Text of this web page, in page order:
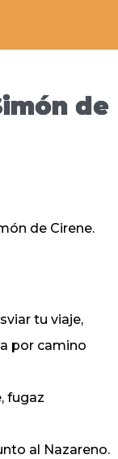
de
de Cirene.
tu viaje,
por camino
fugaz
al Nazareno.